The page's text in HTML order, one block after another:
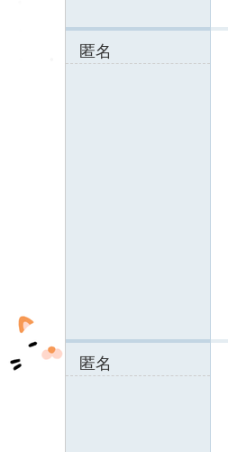
中
匿名
匿名